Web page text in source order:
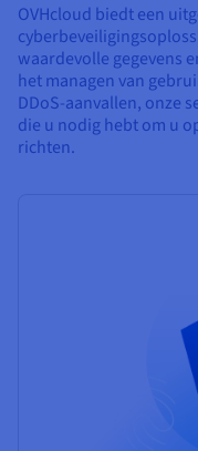
OVHcloud biedt een
waardevolle gegevens
het managen van
DDoS-aanvallen, onze
die u nodig hebt om u
richten.